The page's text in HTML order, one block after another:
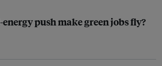
push make green jobs fly?